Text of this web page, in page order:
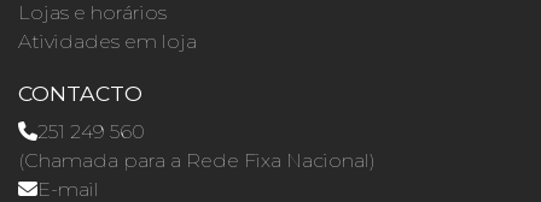
Lojas e horários
Atividades em loja
CONTACTO
251 249 560
(Chamada para a Rede Fixa Nacional)
E-mail